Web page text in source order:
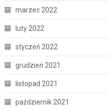
marzec 2022
luty 2022
styczeń 2022
grudzień 2021
listopad 2021
październik 2021